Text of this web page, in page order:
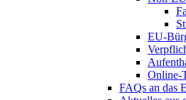
EU-
Online-
FAQs an das